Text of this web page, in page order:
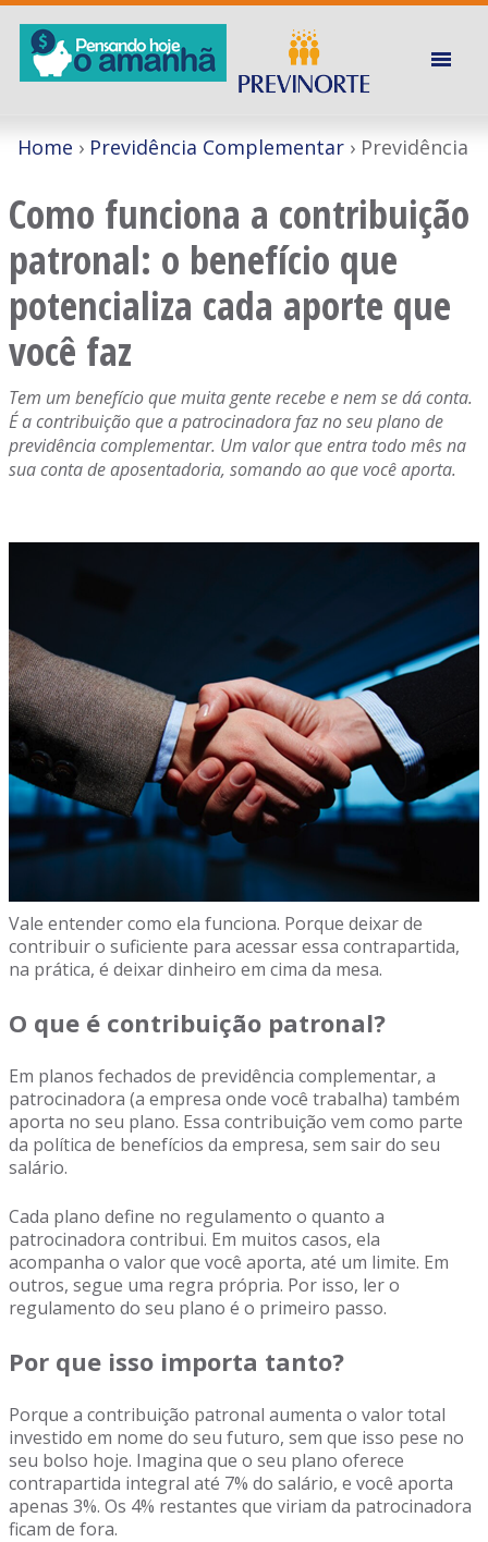
Home Previdência Complementar Previdência
Como funciona a contribuição
patronal: o benefício que
potencializa cada aporte que
você faz
Tem um benefício que muita gente recebe e nem se dá conta.
É a contribuição que a patrocinadora faz no seu plano de
previdência complementar. Um valor que entra todo mês na
sua conta de aposentadoria, somando ao que você aporta.
Vale entender como ela funciona. Porque deixar de
contribuir o suficiente para acessar essa contrapartida,
na prática, é deixar dinheiro em cima da mesa.
O que é contribuição patronal?
Em planos fechados de previdência complementar, a
patrocinadora (a empresa onde você trabalha) também
aporta no seu plano. Essa contribuição vem como parte
da política de benefícios da empresa, sem sair do seu
salário.
Cada plano define no regulamento o quanto a
patrocinadora contribui. Em muitos casos, ela
acompanha o valor que você aporta, até um limite. Em
outros, segue uma regra própria. Por isso, ler o
regulamento do seu plano é o primeiro passo.
Por que isso importa tanto?
Porque a contribuição patronal aumenta o valor total
investido em nome do seu futuro, sem que isso pese no
seu bolso hoje. Imagina que o seu plano oferece
contrapartida integral até 7% do salário, e você aporta
apenas 3%. Os 4% restantes que viriam da patrocinadora
ficam de fora.